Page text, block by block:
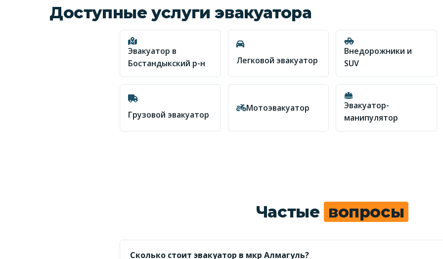
Доступные услуги эвакуатора
Эвакуатор в
Бостандыкский р-н
Легковой эвакуатор
Внедорожники и
SUV
Грузовой эвакуатор
Мотоэвакуатор
Эвакуатор-
манипулятор
Частые вопросы
Сколько стоит эвакуатор в мкр Алмагуль?